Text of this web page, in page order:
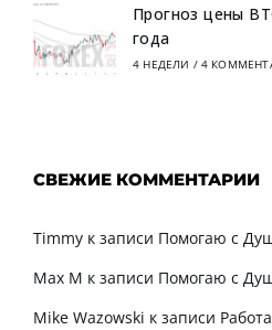
Прогноз цены
года
4 НЕДЕЛИ / 4
СВЕЖИЕ КОММЕНТАРИИ
Timmy к записи Помогаю с
Max M к записи Помогаю с
Mike Wazowski к записи